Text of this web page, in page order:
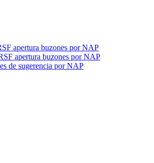
apertura buzones por NAP
apertura buzones por NAP
de sugerencia por NAP